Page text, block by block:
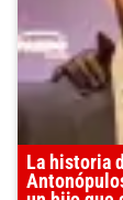
La historia